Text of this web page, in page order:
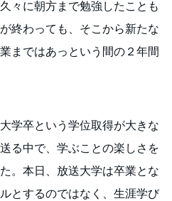
々に朝方まで勉強したことも
終わっても、そこから新たな
まではあっという間の２年間
学卒という学位取得が大きな
る中で、学ぶことの楽しさを
。本日、放送大学は卒業とな
とするのではなく、生涯学び